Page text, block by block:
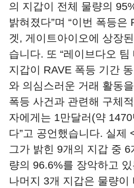
의 지갑이 전체 물량의
밝혀졌다”며 “이번 폭등
겟, 게이트아이오에 상장
습니다. 또 “레이브다오
지갑이 RAVE 폭등 기간
와 의심스러운 거래 활동
폭등 사건과 관련해 구체
자에게는 1만달러(약
다”고 공언했습니다. 실제
그가 밝힌 9개의 지갑 중
량의 96.6%를 장악하고
나머지 3개 지갑은 물량